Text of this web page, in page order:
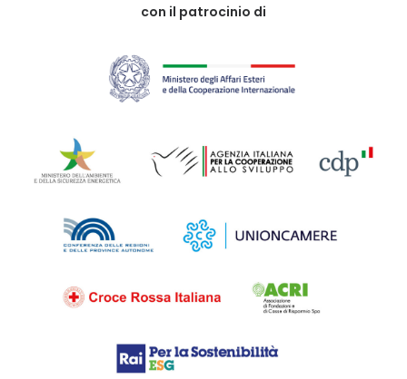
con il patrocinio di